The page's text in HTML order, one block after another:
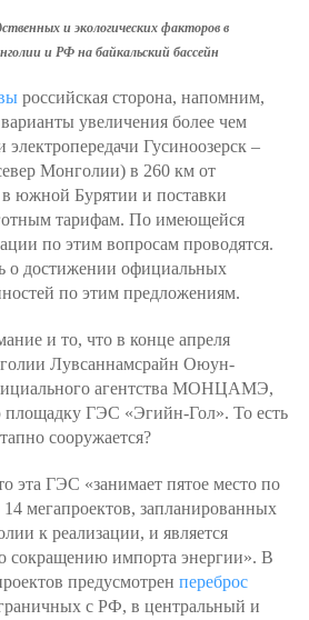
и экологических факторов в
и РФ на байкальский бассейн
российская сторона, напомним,
увеличения более чем
Гусиноозерск –
Монголии) в 260 км от
южной Бурятии и поставки
тарифам. По имеющейся
по этим вопросам проводятся.
о достижении официальных
по этим предложениям.
и то, что в конце апреля
Лувсаннамсрайн Оюун-
агентства МОНЦАМЭ,
площадку ГЭС «Эгийн-Гол». То есть
сооружается?
эта ГЭС «занимает пятое место по
мегапроектов, запланированных
к реализации, и является
сокращению импорта энергии». В
предусмотрен переброс
с РФ, в центральный и